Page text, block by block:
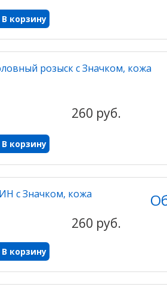
В корзину
260 руб.
В корзину
260 руб.
В корзину